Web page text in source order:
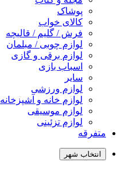
پوشاک
کالای خواب
فرش / گلیم / قالیچه
لوازم چوبی / مبلمان
لوازم برقی و گازی
اسباب بازی
سایر
لوازم ورزشی
لوازم خانه و آشپزخانه
لوازم موسیقی
لوازم تزئینی
متفرقه
انتخاب شهر